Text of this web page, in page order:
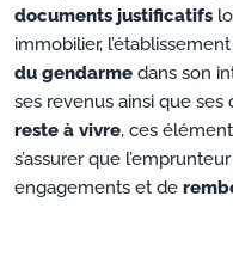
documents justificatifs
immobilier,
du gendarme dans son
ses revenus ainsi que ses
reste à vivre, ces
s’assurer que
engagements et de